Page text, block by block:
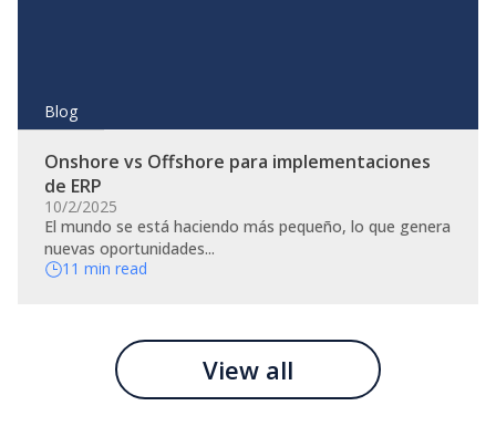
Blog
Onshore vs Offshore para implementaciones
de ERP
10/2/2025
El mundo se está haciendo más pequeño, lo que genera
nuevas oportunidades...
11 min read
View all